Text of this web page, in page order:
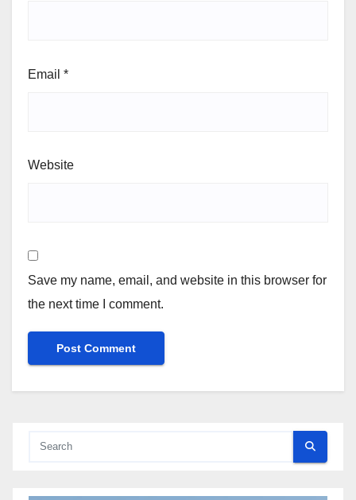
Email *
Website
Save my name, email, and website in this browser for
the next time I comment.